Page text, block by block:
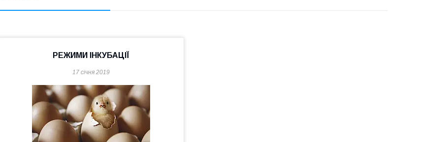
РЕЖИМИ ІНКУБАЦІЇ
17 січня 2019